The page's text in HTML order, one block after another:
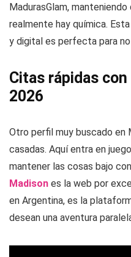
MadurasGlam,
realmente hay química.
y digital es perfecta para
Citas rápidas
2026
Otro perfil muy buscado en
casadas. Aquí entra en
mantener las cosas bajo
Madison es la web por
en Argentina, es la
desean una aventura